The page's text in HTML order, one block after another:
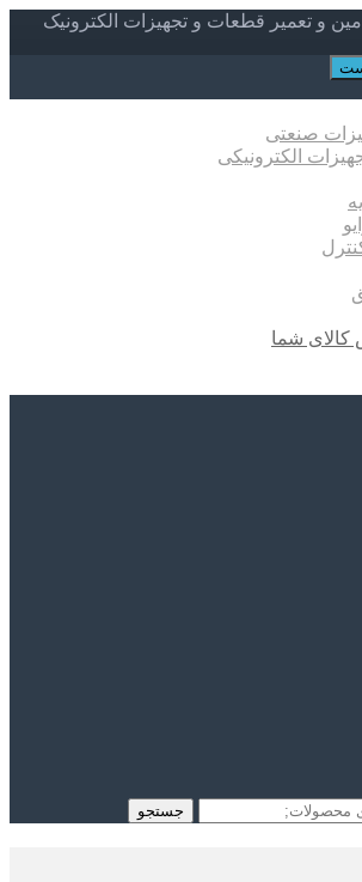
و تعمیر قطعات و تجهیزات الکترونیک
صنعتی
الکترونیکی
شما
جستجو